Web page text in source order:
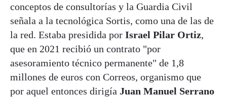
conceptos de consultorías y la Guardia Civil
señala a la tecnológica Sortis, como una de las de
la red. Estaba presidida por Israel Pilar Ortiz,
que en 2021 recibió un contrato "por
asesoramiento técnico permanente" de 1,8
millones de euros con Correos, organismo que
por aquel entonces dirigía Juan Manuel Serrano